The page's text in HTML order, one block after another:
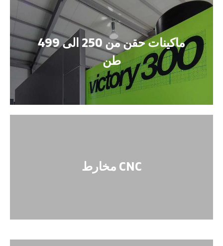
ماكينات حقن من 250 الى 499
طن
مخارط CNC